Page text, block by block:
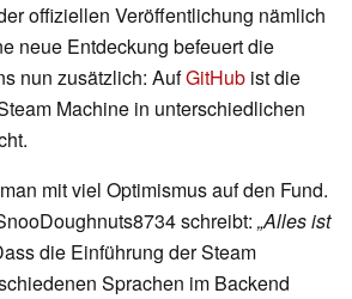
offiziellen Veröffentlichung nämlich
neue Entdeckung befeuert die
nun zusätzlich: AufGitHub ist die
Machine in unterschiedlichen
mit viel Optimismus auf den Fund.
schreibt: „Alles ist
die Einführung der Steam
Sprachen im Backend